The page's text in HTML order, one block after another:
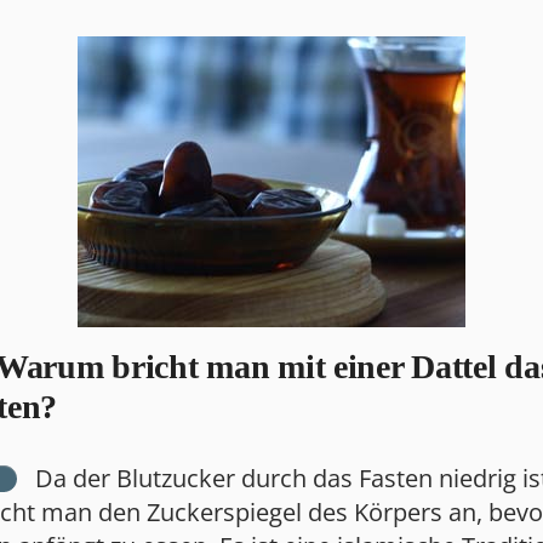
bricht man mit einer Dattel
Da der Blutzucker durch das Fasten niedrig
man den Zuckerspiegel des Körpers an,